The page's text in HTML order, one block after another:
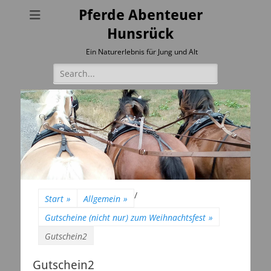
Pferde Abenteuer
Hunsrück
Ein Naturerlebnis für Jung und Alt
Suchen
nach:
Start » Allgemein »
/
Gutscheine (nicht nur) zum Weihnachtsfest »
Gutschein2
Gutschein2